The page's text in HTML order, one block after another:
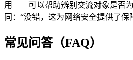
用——可以帮助辨别交流对象是否为
同：“没错，这为网络安全提供了保
常见问答（FAQ）